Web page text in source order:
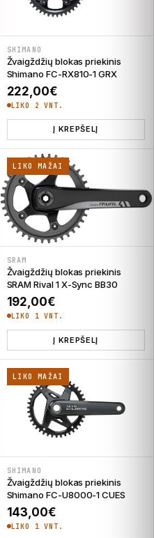
SHIMANO
Žvaigždžių blokas priekinis
Shimano FC-RX810-1 GRX
222,00€
LIKO 2 VNT.
Į KREPŠELĮ
LIKO MAŽAI
SRAM
Žvaigždžių blokas priekinis
SRAM Rival 1 X-Sync BB30
192,00€
LIKO 1 VNT.
Į KREPŠELĮ
LIKO MAŽAI
SHIMANO
Žvaigždžių blokas priekinis
Shimano FC-U8000-1 CUES
143,00€
LIKO 1 VNT.